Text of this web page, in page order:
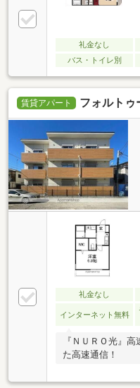
礼金なし
バス・トイレ別
賃貸アパート フォルトゥ
礼金なし
インターネット無料
『ＮＵＲＯ光』
た高速通信！